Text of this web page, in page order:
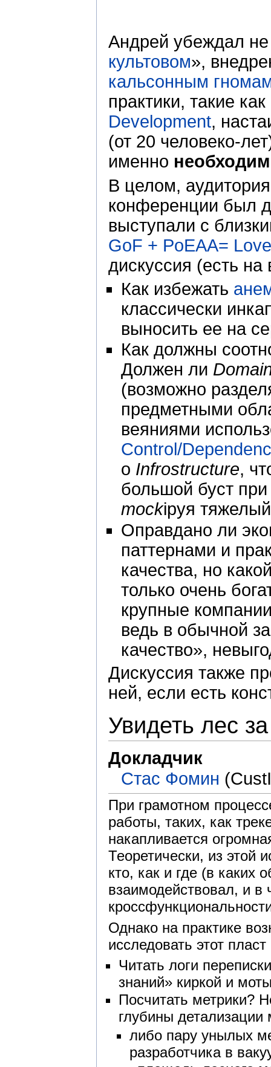
Андрей убеждал не
культовом»,
кальсонным
практики, такие как
Development,
(от 20 человеко-
именно
В целом,
конференции был
выступали с
GoF + PoEAA=
дискуссия (есть
Как избежать
классически
выносить ее на
Как должны
Должен ли
(возможно
предметными
веяниями
Control/
о Infrostructure,
большой буст при
mockiруя
Оправдано ли
паттернами и
качества, но
только очень
крупные
ведь в обычной
качество»,
Дискуссия также
ней, если есть
Увидеть лес
Докладчик
Стас Фомин
При грамотном
работы, таких, как
накапливается
Теоретически, из этой
кто, как и где (в каких
взаимодействовал, и в
Однако на практике
исследовать этот
Читать логи
знаний» киркой и
Посчитать метрики?
глубины
либо пару унылых
разработчика в